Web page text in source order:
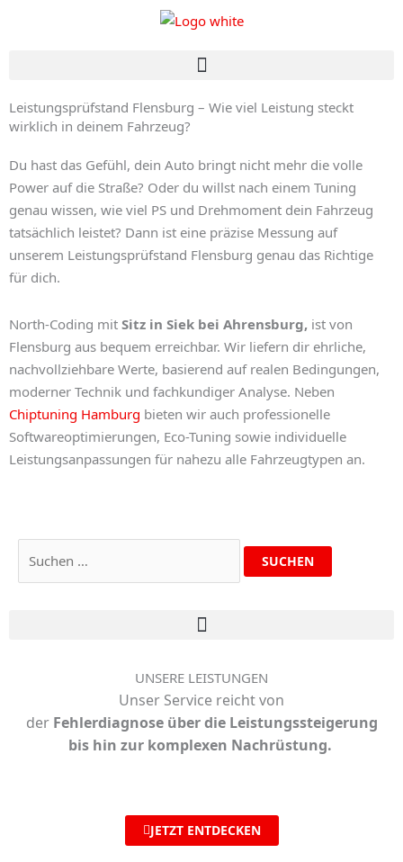
Leistungsprüfstand Flensburg – Wie viel Leistung steckt
wirklich in deinem Fahrzeug?
Du hast das Gefühl, dein Auto bringt nicht mehr die volle
Power auf die Straße? Oder du willst nach einem Tuning
genau wissen, wie viel PS und Drehmoment dein Fahrzeug
tatsächlich leistet? Dann ist eine präzise Messung auf
unserem Leistungsprüfstand Flensburg genau das Richtige
für dich.
North-Coding mit Sitz in Siek bei Ahrensburg, ist von
Flensburg aus bequem erreichbar. Wir liefern dir ehrliche,
nachvollziehbare Werte, basierend auf realen Bedingungen,
moderner Technik und fachkundiger Analyse. Neben
Chiptuning Hamburg bieten wir auch professionelle
Softwareoptimierungen, Eco-Tuning sowie individuelle
Leistungsanpassungen für nahezu alle Fahrzeugtypen an.
nach:
UNSERE LEISTUNGEN
Unser Service reicht von
der Fehlerdiagnose über die Leistungssteigerung
bis hin zur komplexen Nachrüstung.
JETZT ENTDECKEN